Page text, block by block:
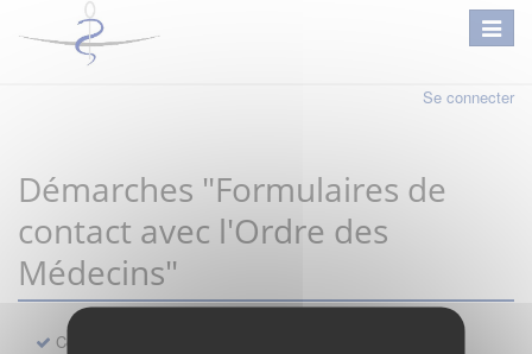
Se connecter
Démarches "Formulaires de
contact avec l'Ordre des
Médecins"
Contact